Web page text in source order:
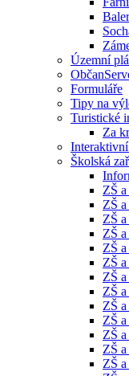
Územní
Formuláře
Tipy na
Turistické
Za
Interaktivní
Školská
ZŠ
ZŠ
ZŠ
ZŠ
ZŠ
ZŠ
ZŠ
ZŠ
ZŠ
ZŠ
ZŠ
ZŠ
ZŠ